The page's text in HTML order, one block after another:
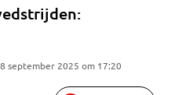
september 2025 om 17:20